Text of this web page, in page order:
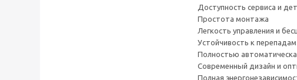
Доступность сервиса и
Простота монтажа
Легкость управления и
Устойчивость к
Полностью
Современный дизайн и
Полная